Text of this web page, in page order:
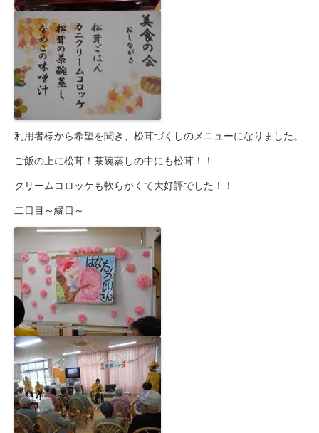
利用者様から希望を聞き、松茸づくしのメニューになりました。
ご飯の上に松茸！茶碗蒸しの中にも松茸！！
クリームコロッケも軟らかくて大好評でした！！
二日目～縁日～